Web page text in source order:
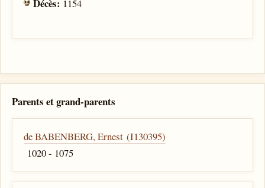
Décès: 1154
Parents et grand-parents
de BABENBERG, Ernest (I130395)
1020 - 1075